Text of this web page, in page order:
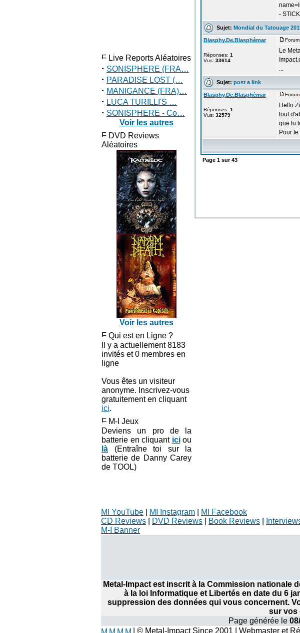
Live Reports Aléatoires
· SONISPHERE (FRA…
· PARADISE LOST (…
· MANIGANCE (FRA)…
· LUCA TURILLI'S …
· SONISPHERE - Co…
Voir les autres
DVD Reviews
Aléatoires
Voir les autres
Qui est en Ligne ?
Il y a actuellement 8183
invités et 0 membres en
ligne
Vous êtes un visiteur
anonyme. Inscrivez-vous
gratuitement en cliquant
ici.
M-I Jeux
Deviens un pro de la
batterie en cliquant iciou
là (Entraîne toi sur la
batterie de Danny Carey
de TOOL)
-
Sujet: Mondial du Tatouage
Blasphy.De.Blasphèmar
Réponses: 1
Vus: 33614
Forum:
Le
...
Sujet: post a link
Blasphy.De.Blasphèmar
Réponses: 1
Vus: 32579
Forum:
Hello
tout
que tu
Pour
Page 1 sur43
MI YouTube
MI Instagram
MI Facebook
CD Reviews
DVD Reviews Book Reviews
M-I Banner
Metal-Impact est inscrit à la Commission nationale
à la loi Informatique et Libertés en date du 6
suppression des données qui vous concernent.
sur vos
Page générée le
| © Metal-Impact Since 2001 | Webmaster et